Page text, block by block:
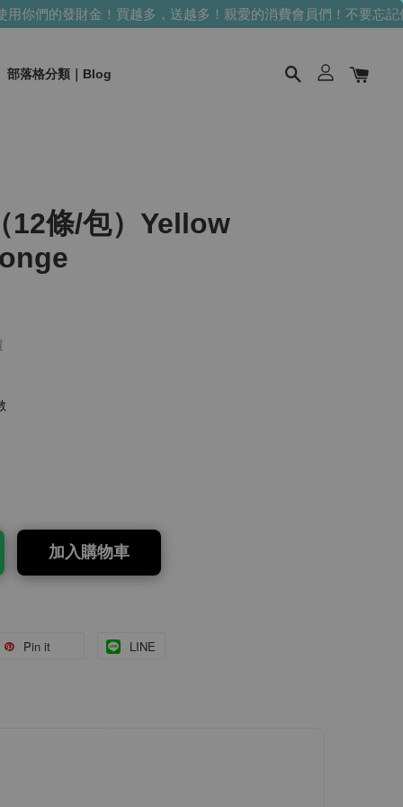
們的發財金！買越多，送越多！親愛的消費會員們！不要忘記
部落格分類｜Blog
12條/包）Yellow
加入購物車
Pin it LINE